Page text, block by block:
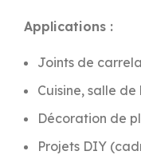
Applications :
Joints de
Cuisine, salle de
Décoration de
Projets DIY